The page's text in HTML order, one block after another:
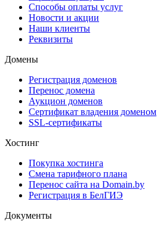
Способы оплаты услуг
Новости и акции
Наши клиенты
Реквизиты
Домены
Регистрация доменов
Перенос домена
Аукцион доменов
Сертификат владения доменом
SSL-сертификаты
Хостинг
Покупка хостинга
Смена тарифного плана
Перенос сайта на Domain.by
Регистрация в БелГИЭ
Документы